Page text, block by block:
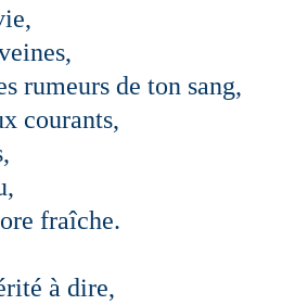
rumeurs de ton sang,
courants,
fraîche.
à dire,